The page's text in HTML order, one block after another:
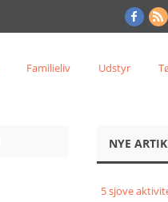
Familieliv Udstyr
NYE
5 sjove